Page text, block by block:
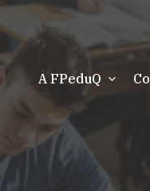
A FPeduQ